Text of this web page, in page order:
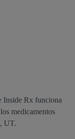
Inside Rx funciona
medicamentos
UT.